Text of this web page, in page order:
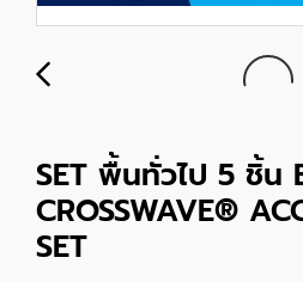
SET พื้นทั่วไป 5 ชิ้น
CROSSWAVE®
SET